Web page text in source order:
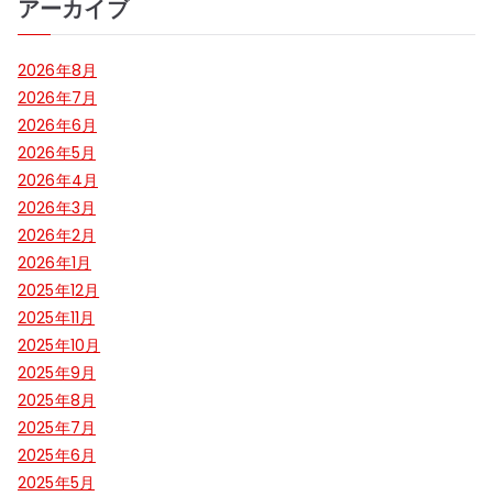
アーカイブ
2026年8月
2026年7月
2026年6月
2026年5月
2026年4月
2026年3月
2026年2月
2026年1月
2025年12月
2025年11月
2025年10月
2025年9月
2025年8月
2025年7月
2025年6月
2025年5月